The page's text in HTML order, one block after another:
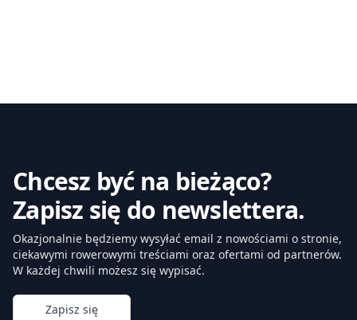
Chcesz być na bieżąco?
Zapisz się do newslettera.
Okazjonalnie będziemy wysyłać email z nowościami o stronie,
ciekawymi rowerowymi treściami oraz ofertami od partnerów.
W każdej chwili możesz się wypisać.
Zapisz się